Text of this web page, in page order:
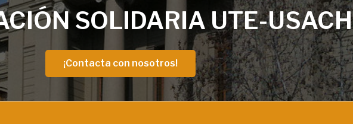
SOLIDARIA UTE-USACH
¡Contacta con nosotros!